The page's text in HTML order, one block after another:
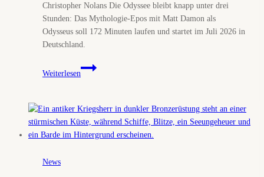
Christopher Nolans Die Odyssee bleibt knapp unter drei
Stunden: Das Mythologie-Epos mit Matt Damon als
Odysseus soll 172 Minuten laufen und startet im Juli 2026 in
Deutschland.
Weiterlesen
Die
Odyssee:
Mythos-
Epos
bleibt
News